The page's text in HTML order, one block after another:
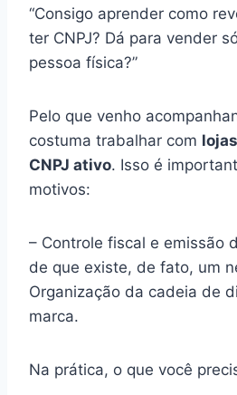
“Consigo aprender como
ter CNPJ? Dá para vender
pessoa física?”
Pelo que venho
costuma trabalhar com
CNPJ ativo. Isso é
motivos:
– Controle fiscal e emissão
de que existe, de fato, um
Organização da cadeia de
marca.
Na prática, o que você